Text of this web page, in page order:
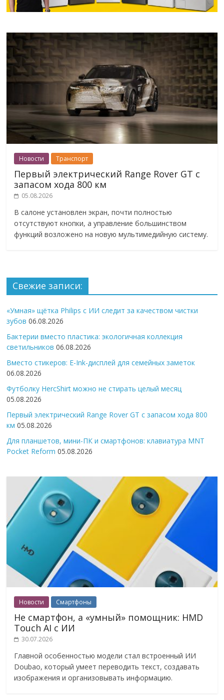
Новости Транспорт
Первый электрический Range Rover GT с
запасом хода 800 км
05.08.2026
В салоне установлен экран, почти полностью
отсутствуют кнопки, а управление большинством
функций возложено на новую мультимедийную систему.
Свежие записи:
«Умная» щётка Philips с ИИ следит за качеством чистки
зубов 06.08.2026
Бактерии вместо пластика: экологичная коллекция
светильников 06.08.2026
Вместо стикеров: E-Ink-дисплей для семейных заметок
06.08.2026
Футболку HercShirt можно не стирать целый месяц
05.08.2026
Первый электрический Range Rover GT с запасом хода 800
км 05.08.2026
Для планшетов, мини-ПК и смартфонов: клавиатура MNT
Pocket Reform 05.08.2026
Новости Смартфоны
Не смартфон, а «умный» помощник: HMD
Touch AI с ИИ
30.07.2026
Главной особенностью модели стал встроенный ИИ
Doubao, который умеет переводить текст, создавать
изображения и организовывать информацию.